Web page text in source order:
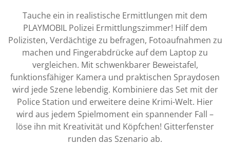
Tauche ein in realistische Ermittlungen mit dem
PLAYMOBIL Polizei Ermittlungszimmer! Hilf dem
Polizisten, Verdächtige zu befragen, Fotoaufnahmen zu
machen und Fingerabdrücke auf dem Laptop zu
vergleichen. Mit schwenkbarer Beweistafel,
funktionsfähiger Kamera und praktischen Spraydosen
wird jede Szene lebendig. Kombiniere das Set mit der
Police Station und erweitere deine Krimi-Welt. Hier
wird aus jedem Spielmoment ein spannender Fall –
löse ihn mit Kreativität und Köpfchen! Gitterfenster
runden das Szenario ab.